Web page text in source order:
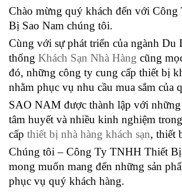
Chào mừng quý khách đến với
Bị Sao Nam chúng tôi.
Cùng với sự phát triển của ngành Du
thống Khách Sạn Nhà Hàng cũng
đó, những công ty cung cấp thiết bị
nhằm phục vụ nhu cầu mua sắm của
SAO NAM được thành lập với những
tâm huyết và nhiều kinh nghiệm
cấp thiết bị nhà hàng khách sạn, thiết
Chúng tôi – Công Ty TNHH Thiết Bị
mong muốn mang đến những sản
phục vụ quý khách hàng.